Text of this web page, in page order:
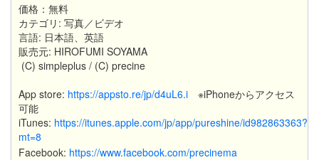
価格：無料
カテゴリ: 写真／ビデオ
言語: 日本語、英語
販売元: HIROFUMI SOYAMA
(C) simpleplus / (C) precine
App store: https://appsto.re/jp/d4uL6.i ※iPhoneからアクセス
可能
iTunes: https://itunes.apple.com/jp/app/pureshine/id982863363?
mt=8
Facebook: https://www.facebook.com/precinema